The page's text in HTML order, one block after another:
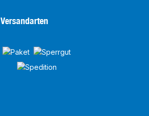
Versandarten